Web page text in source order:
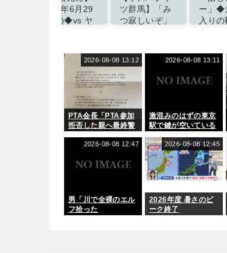
(金
ダ
掲載
っと
ツ群馬】「み
つ寂しいぞ」
VONDS市原
FCに期限付き
移籍すること
を発表「選手
として前向き
にチャレンジ
をしていきた
い」
サッカー通信」
ー」◆カープ
入りの秋山翔
への入団に
「暴れてくだ
さい」とのお
掲載サイト「ず
っとこいぐみ」
PTA会長「PTA参加
拒否した親へ最終警
い？」
2026-08-08 13:12
激混みのはずの東京
駅で鍵が空いている
見、「ラッキー」と
思って中を確認して
みると……
2026-08-08 13:11
男「川で全裸のエル
フ拾った
2026-08-08 12:47
2026年度 暑さのピ
ーク終了
2026-08-08 12:45